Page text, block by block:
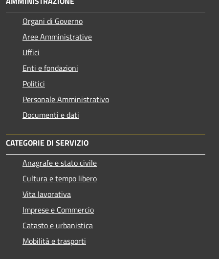
Organi di Governo
Aree Amministrative
Uffici
Enti e fondazioni
Politici
Personale Amministrativo
Documenti e dati
CATEGORIE DI SERVIZIO
Anagrafe e stato civile
Cultura e tempo libero
Vita lavorativa
Imprese e Commercio
Catasto e urbanistica
Mobilità e trasporti